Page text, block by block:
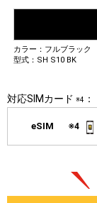
カラー：フルブラック
型式：SH S10 BK
対応SIMカード ※4 ：
eSIM ※4